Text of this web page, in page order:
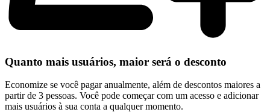
Quanto mais usuários, maior será o desconto
Economize se você pagar anualmente, além de descontos maiores a
partir de 3 pessoas. Você pode começar com um acesso e adicionar
mais usuários à sua conta a qualquer momento.